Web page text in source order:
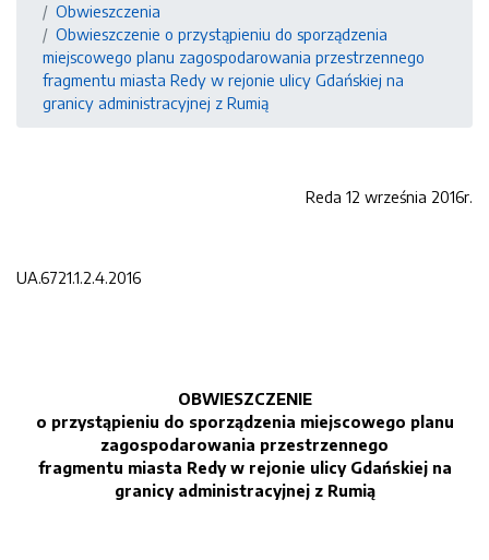
Obwieszczenia
Obwieszczenie o przystąpieniu do sporządzenia
miejscowego planu zagospodarowania przestrzennego
fragmentu miasta Redy w rejonie ulicy Gdańskiej na
granicy administracyjnej z Rumią
Reda 12 września 2016r.
UA.6721.1.2.4.2016
OBWIESZCZENIE
o przystąpieniu do sporządzenia miejscowego planu
zagospodarowania przestrzennego
fragmentu miasta Redy w rejonie ulicy Gdańskiej na
granicy administracyjnej z Rumią